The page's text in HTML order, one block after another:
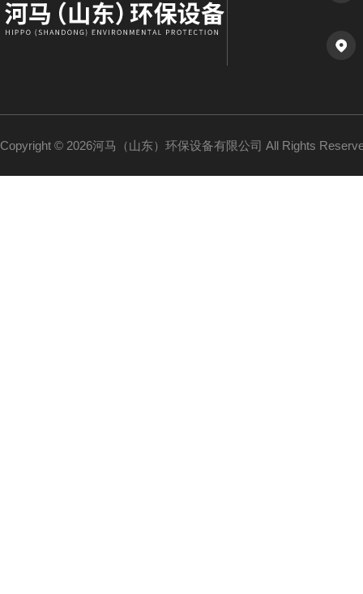
Copyright © 2026河马（山东）环保设备有限公司 All Rights